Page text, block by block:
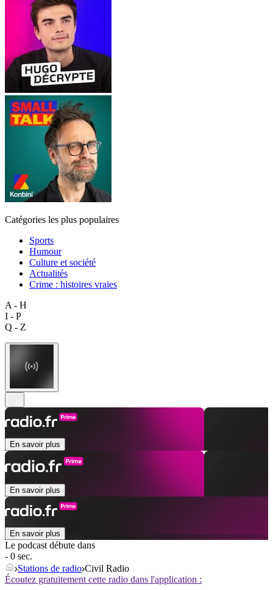
Catégories les plus populaires
Sports
Humour
Culture et société
Actualités
Crime : histoires vraies
A - H
I - P
Q - Z
En savoir plus
En savoir plus
En savoir plus
Le podcast débute dans
- 0 sec.
Stations de radio Civil Radio
Écoutez gratuitement cette radio dans l'application :